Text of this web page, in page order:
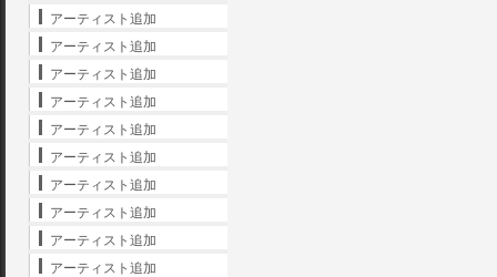
アーティスト追加
アーティスト追加
アーティスト追加
アーティスト追加
アーティスト追加
アーティスト追加
アーティスト追加
アーティスト追加
アーティスト追加
アーティスト追加